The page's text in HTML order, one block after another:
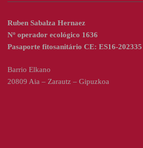
Ruben Sabalza Hernaez
Nº operador ecológico 1636
Pasaporte fitosanitário CE: ES16-202335
Barrio Elkano
20809 Aia – Zarautz – Gipuzkoa